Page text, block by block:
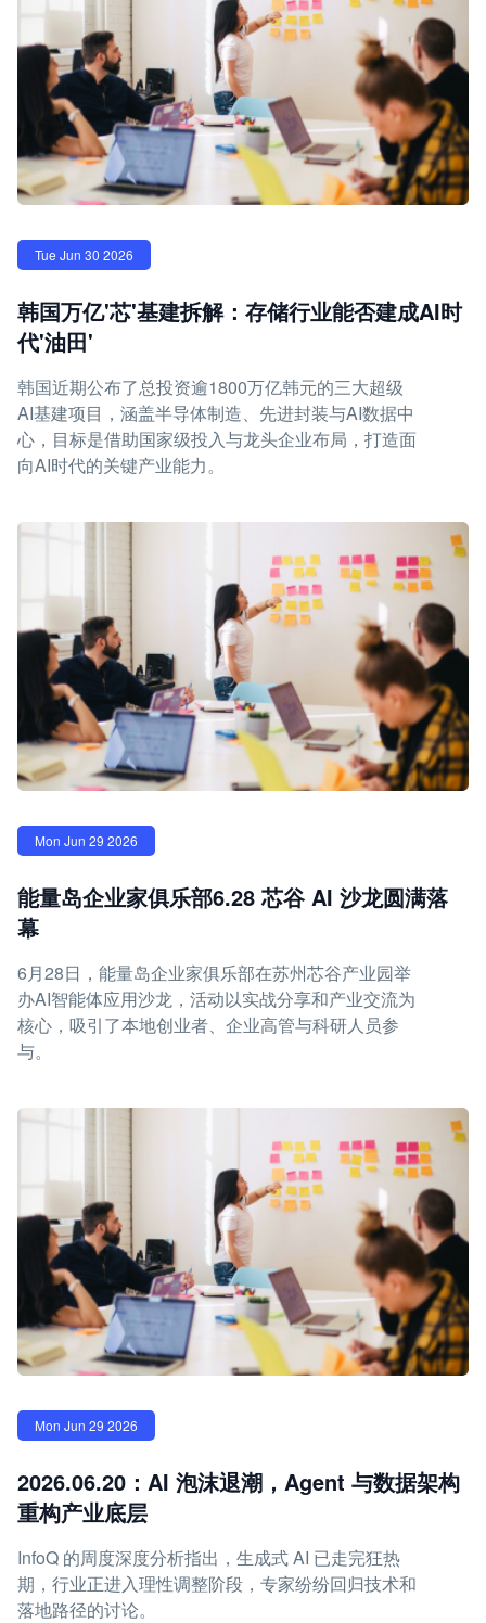
Tue Jun 30 2026
韩国万亿'芯'基建拆解：存储行业能否建成AI时
代'油田'
韩国近期公布了总投资逾1800万亿韩元的三大超级
AI基建项目，涵盖半导体制造、先进封装与AI数据中
心，目标是借助国家级投入与龙头企业布局，打造面
向AI时代的关键产业能力。
Mon Jun 29 2026
能量岛企业家俱乐部6.28 芯谷 AI 沙龙圆满落
幕
6月28日，能量岛企业家俱乐部在苏州芯谷产业园举
办AI智能体应用沙龙，活动以实战分享和产业交流为
核心，吸引了本地创业者、企业高管与科研人员参
与。
Mon Jun 29 2026
2026.06.20：AI 泡沫退潮，Agent 与数据架构
重构产业底层
InfoQ 的周度深度分析指出，生成式 AI 已走完狂热
期，行业正进入理性调整阶段，专家纷纷回归技术和
落地路径的讨论。